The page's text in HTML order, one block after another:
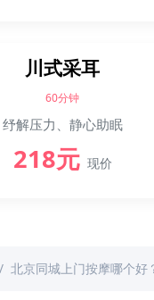
川式采耳
60分钟
纾解压力、静心助眠
218元 现价
北京同城上门按摩哪个好？摩耶上门按